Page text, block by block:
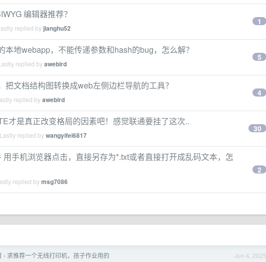
编辑器推荐？
replied by jianghu52
1
地webapp，不能传递参数和hash的bug，怎么解？
replied byawebird
5
文档结构图转换成web左侧边栏导航的工具？
replied byawebird
4
才是真正改变格局的因素吧！感觉联通要挂了这次..
replied bywangyifei6817
30
手机浏览器点击，直接另存为*.txt或者直接打开成乱码文本，怎
replied bymsg7086
2
Jun 4, 2025
› 求推荐一个无线打印机，孩子作业用的